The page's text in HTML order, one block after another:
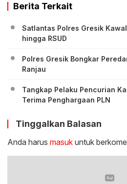
Berita Terkait
Satlantas Polres Gresik
hingga RSUD
Polres Gresik Bongkar
Ranjau
Tangkap Pelaku Pencurian
Terima Penghargaan PLN
Tinggalkan Balasan
Anda harus masuk untuk